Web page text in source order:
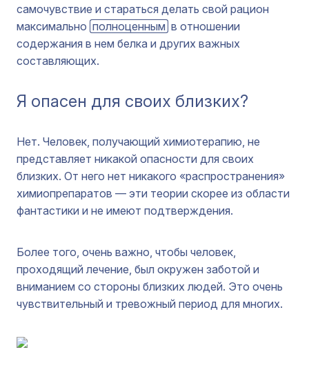
самочувствие и стараться делать свой рацион
максимально полноценным в отношении
содержания в нем белка и других важных
составляющих.
Я опасен для своих близких?
Нет. Человек, получающий химиотерапию, не
представляет никакой опасности для своих
близких. От него нет никакого «распространения»
химиопрепаратов — эти теории скорее из области
фантастики и не имеют подтверждения.
Более того, очень важно, чтобы человек,
проходящий лечение, был окружен заботой и
вниманием со стороны близких людей. Это очень
чувствительный и тревожный период для многих.